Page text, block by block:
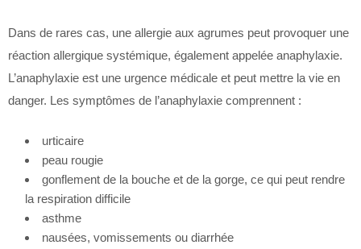
Dans de rares cas, une allergie aux agrumes peut provoquer une
réaction allergique systémique, également appelée anaphylaxie.
L’anaphylaxie est une urgence médicale et peut mettre la vie en
danger. Les symptômes de l’anaphylaxie comprennent :
urticaire
peau rougie
gonflement de la bouche et de la gorge, ce qui peut rendre
la respiration difficile
asthme
nausées, vomissements ou diarrhée